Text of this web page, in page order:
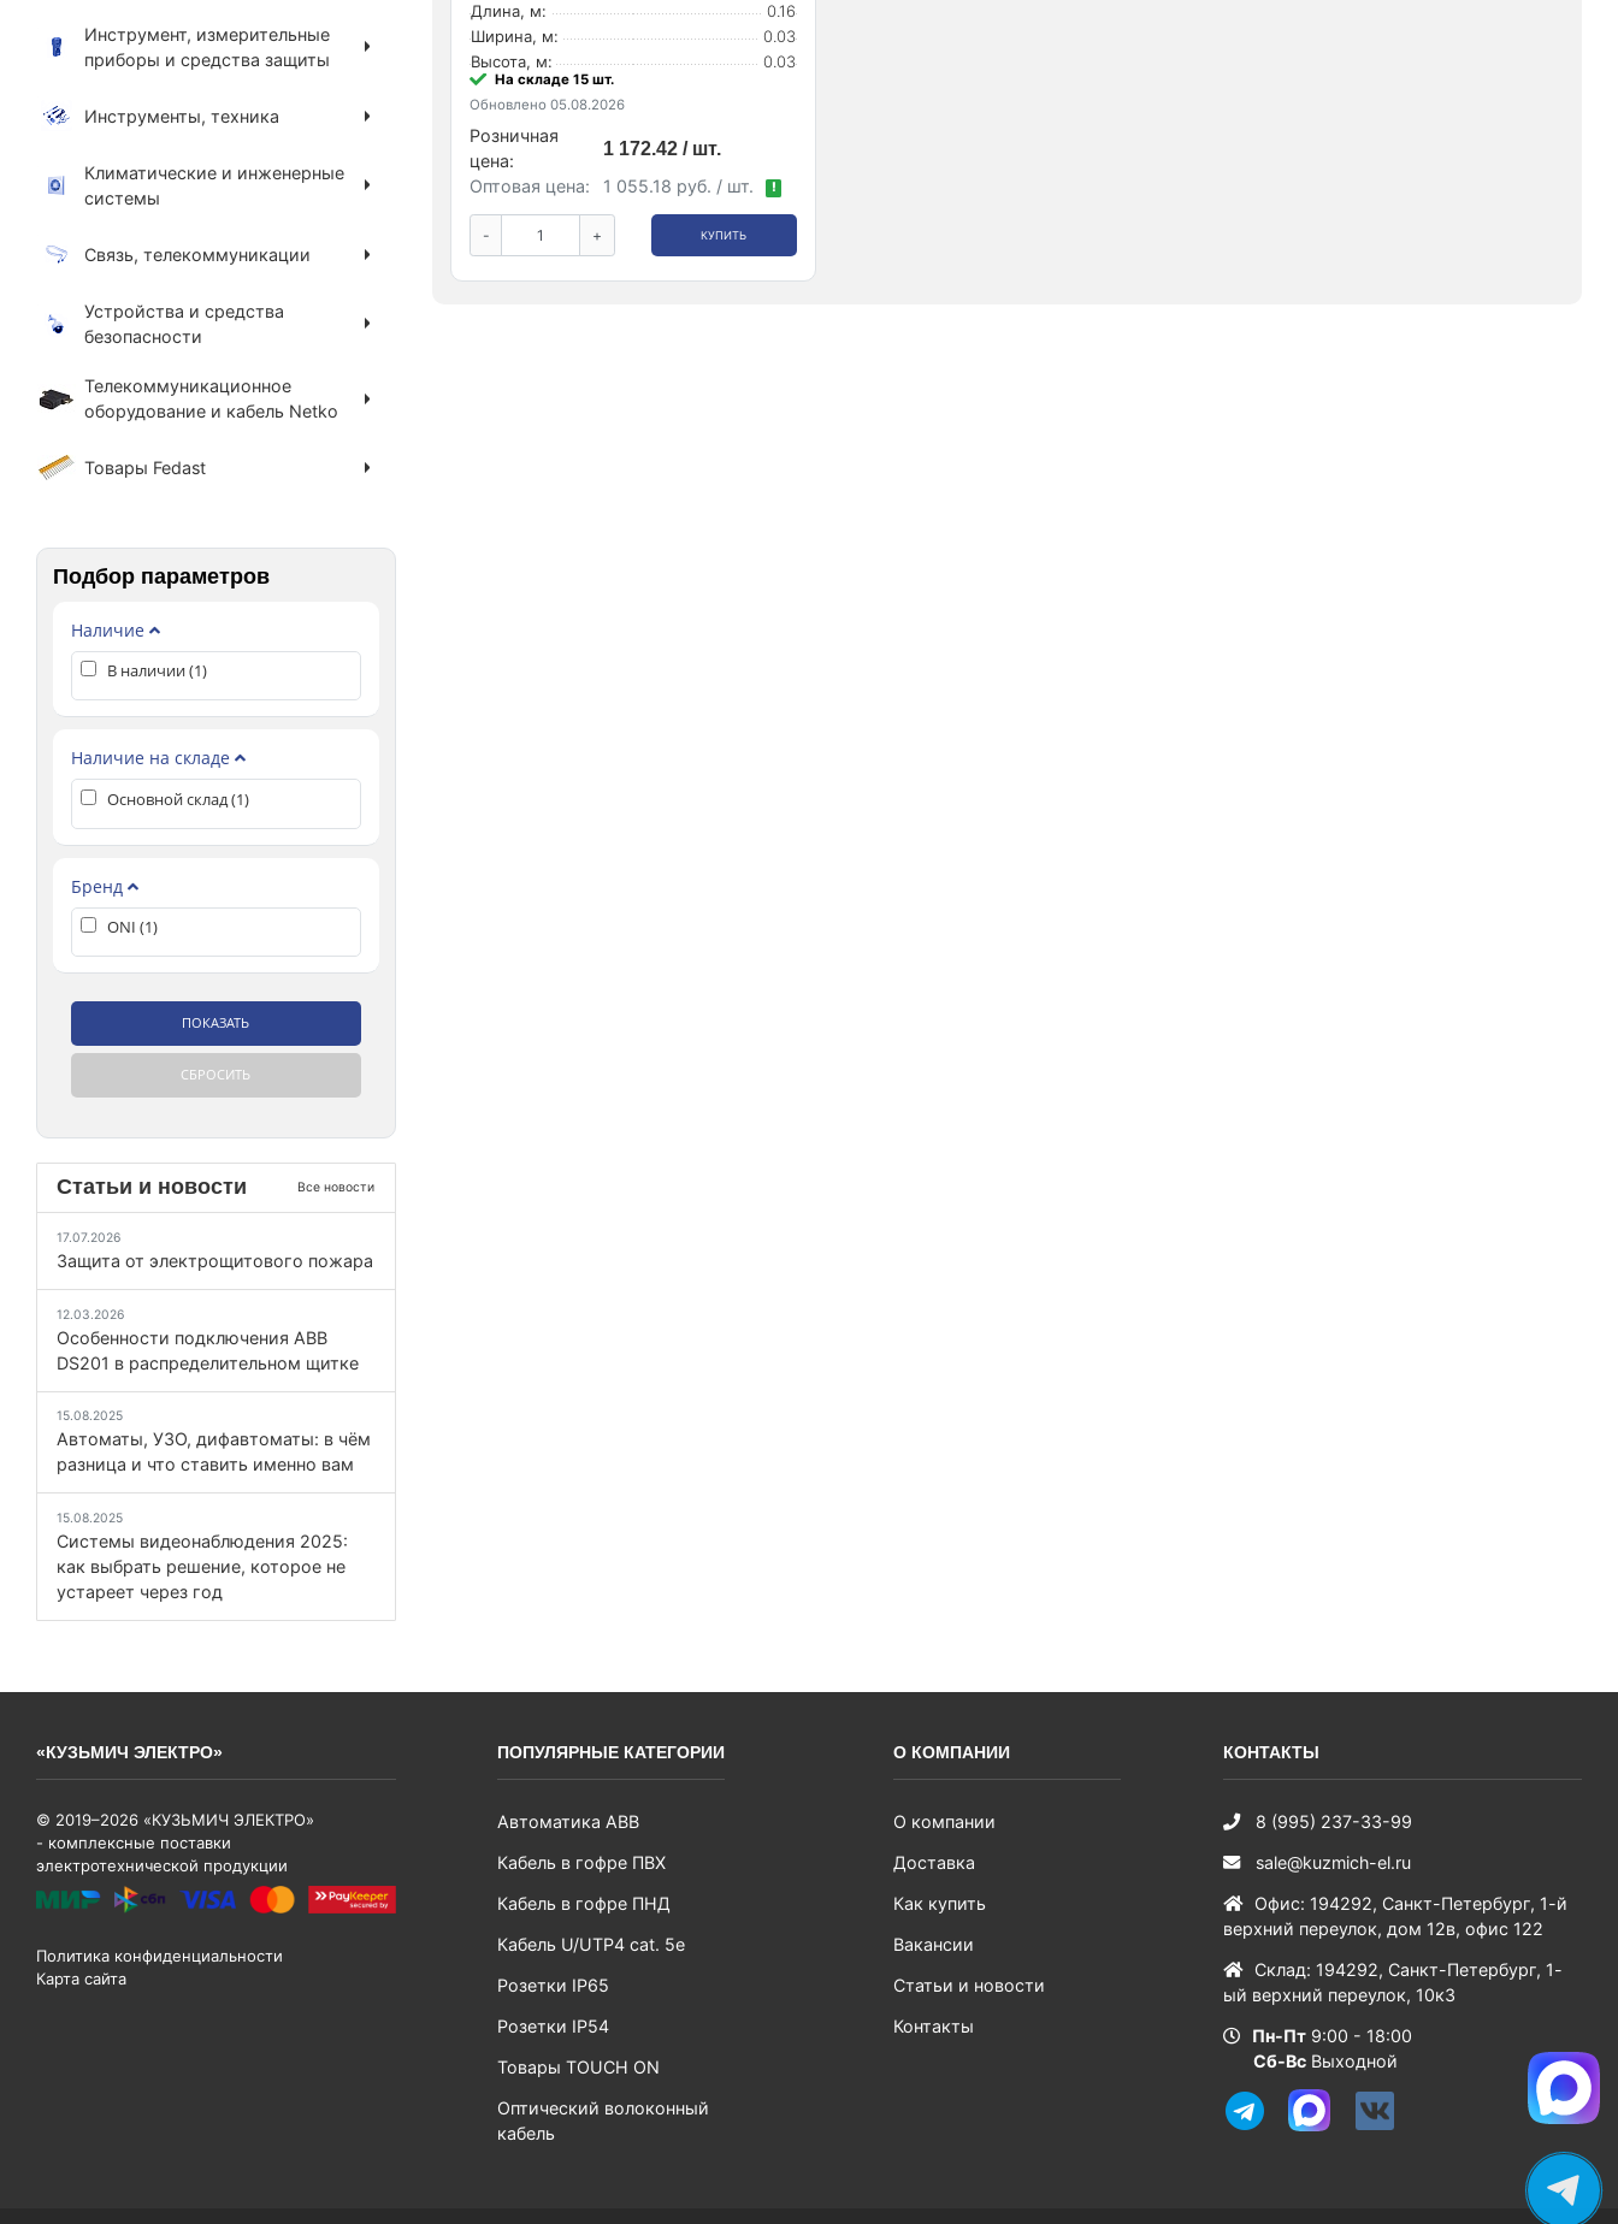
Длина, м:
0.16
Ширина, м:
0.03
Высота, м:
0.03
На складе 15 шт.
Обновлено 05.08.2026
Розничная
цена:
1 172.42 / шт.
Оптовая цена:
1 055.18 руб. / шт. !
- + КУПИТЬ
Инструмент, измерительные
приборы и средства защиты
Инструменты, техника
Климатические и инженерные
системы
Связь, телекоммуникации
Устройства и средства
безопасности
Телекоммуникационное
оборудование и кабель Netko
Товары Fedast
Подбор параметров
Наличие
В наличии (1)
Наличие на складе
Основной склад (1)
Бренд
ONI (1)
Статьи и новости Все новости
17.07.2026
Защита от электрощитового пожара
12.03.2026
Особенности подключения ABB
DS201 в распределительном щитке
15.08.2025
Автоматы, УЗО, дифавтоматы: в чём
разница и что ставить именно вам
15.08.2025
Системы видеонаблюдения 2025:
как выбрать решение, которое не
устареет через год
«КУЗЬМИЧ ЭЛЕКТРО»
© 2019–2026 «КУЗЬМИЧ ЭЛЕКТРО»
- комплексные поставки
электротехнической продукции
Политика конфиденциальности
Карта сайта
ПОПУЛЯРНЫЕ КАТЕГОРИИ
Автоматика ABB
Кабель в гофре ПВХ
Кабель в гофре ПНД
Кабель U/UTP4 cat. 5e
Розетки IP65
Розетки IP54
Товары TOUCH ON
Оптический волоконный
кабель
О КОМПАНИИ
О компании
Доставка
Как купить
Вакансии
Статьи и новости
Контакты
КОНТАКТЫ
8 (995) 237-33-99
sale@kuzmich-el.ru
Офис: 194292, Санкт-Петербург, 1-й
верхний переулок, дом 12в, офис 122
Склад: 194292, Санкт-Петербург, 1-
ый верхний переулок, 10к3
Пн-Пт 9:00 - 18:00
Сб-ВсВыходной